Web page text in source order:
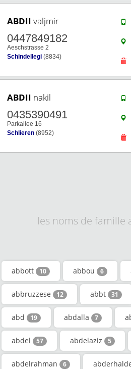
ABDII valjmir
0447849182
Aeschstrasse 2
Schindellegi (8834)
ABDII nakil
0435390491
Parkallee 16
Schlieren (8952)
les noms de famille
abbott 10 abbou 6
abbruzzese 12 abbt 31
abd 19 abdalla 7
abdel 57 abdelaziz 5
abdelrahman 6